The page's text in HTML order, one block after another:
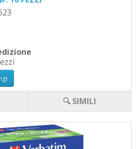
🔍 SIMILI